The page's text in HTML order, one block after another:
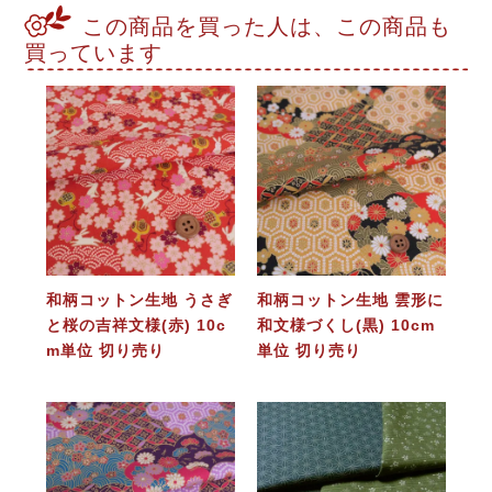
この商品を買った人は、この商品も
買っています
和柄コットン生地 うさぎ
と桜の吉祥文様(赤) 10c
m単位 切り売り
和柄コットン生地 雲形に
和文様づくし(黒) 10cm
単位 切り売り